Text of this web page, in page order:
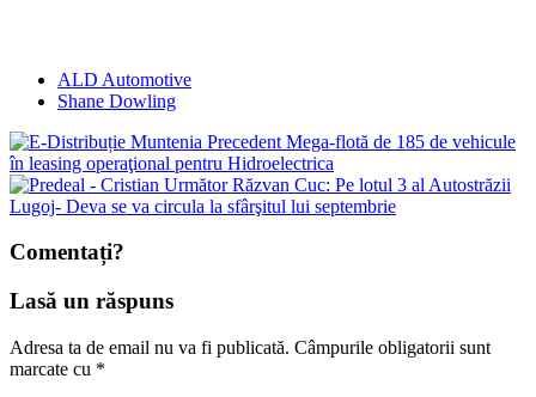
ALD Automotive
Shane Dowling
Precedent Mega-flotă de 185 de vehicule
în leasing operaţional pentru Hidroelectrica
Următor Răzvan Cuc: Pe lotul 3 al Autostrăzii
Lugoj- Deva se va circula la sfârşitul lui septembrie
Comentați?
Lasă un răspuns
Adresa ta de email nu va fi publicată. Câmpurile obligatorii sunt
marcate cu *